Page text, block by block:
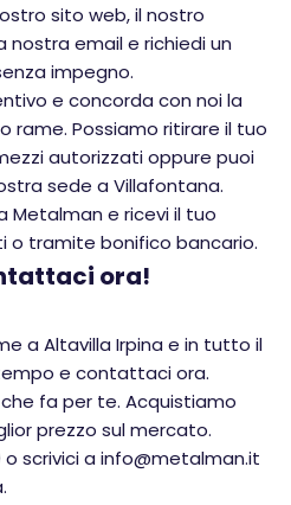
sito web, il nostro
email e richiedi un
impegno.
e concorda con noi la
rame. Possiamo ritirare il tuo
autorizzati oppure puoi
sede a Villafontana.
Metalman e ricevi il tuo
tramite bonifico bancario.
ora!
a Altavilla Irpina e in tutto il
e contattaci ora.
fa per te. Acquistiamo
prezzo sul mercato.
o scrivici a info@metalman.it